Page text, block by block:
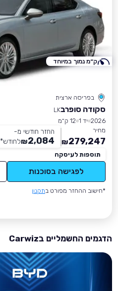
בפריסה ארצית
סקודה סופרבLK
2026 יד 1
12 ק״מ
מחיר
279,247
₪
החזר חודשי מ-
2,084
₪לחודש*
תוספות לעיסקה
לפגישה בסוכנות
*חישוב ההחזר מפורט בתקנון
ק״מ נמוך במיוחד
הדגמים החשמליים בCarwiz